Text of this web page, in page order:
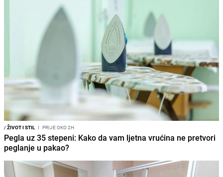
/ŽIVOT I STIL I PRIJE OKO 2H
Pegla uz 35 stepeni: Kako da vam ljetna vrućina ne pretvori
peglanje u pakao?